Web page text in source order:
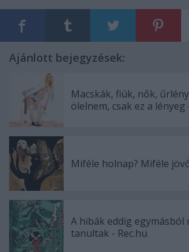
Ajánlott bejegyzések:
Macskák, fiúk, nők,
ölelnem, csak ez a lényeg
Miféle holnap? Miféle
A hibák eddig egymásból
tanultak - Rec.hu